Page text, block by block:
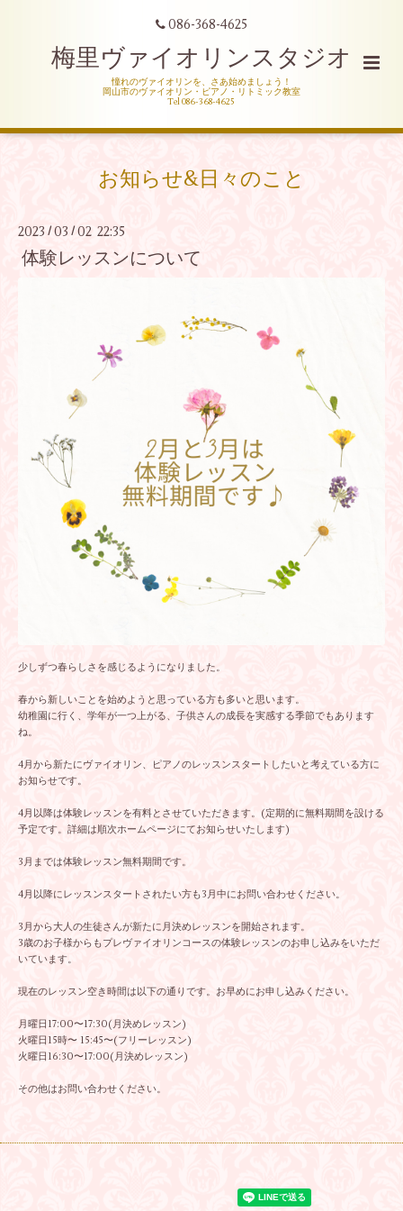
086-368-4625
梅里ヴァイオリンスタジオ
憧れのヴァイオリンを、さあ始めましょう！
岡山市のヴァイオリン・ピアノ・リトミック教室
Tel 086-368-4625
お知らせ&日々のこと
2023 /03 /02 22:35
体験レッスンについて
少しずつ春らしさを感じるようになりました。
春から新しいことを始めようと思っている方も多いと思います。
幼稚園に行く、学年が一つ上がる、子供さんの成長を実感する季節でもあります
ね。
4月から新たにヴァイオリン、ピアノのレッスンスタートしたいと考えている方に
お知らせです。
4月以降は体験レッスンを有料とさせていただきます。(定期的に無料期間を設ける
予定です。詳細は順次ホームページにてお知らせいたします)
3月までは体験レッスン無料期間です。
4月以降にレッスンスタートされたい方も3月中にお問い合わせください。
3月から大人の生徒さんが新たに月決めレッスンを開始されます。
3歳のお子様からもプレヴァイオリンコースの体験レッスンのお申し込みをいただ
いています。
現在のレッスン空き時間は以下の通りです。お早めにお申し込みください。
月曜日17:00〜17:30(月決めレッスン)
火曜日15時〜 15:45〜(フリーレッスン)
火曜日16:30〜17:00(月決めレッスン)
その他はお問い合わせください。